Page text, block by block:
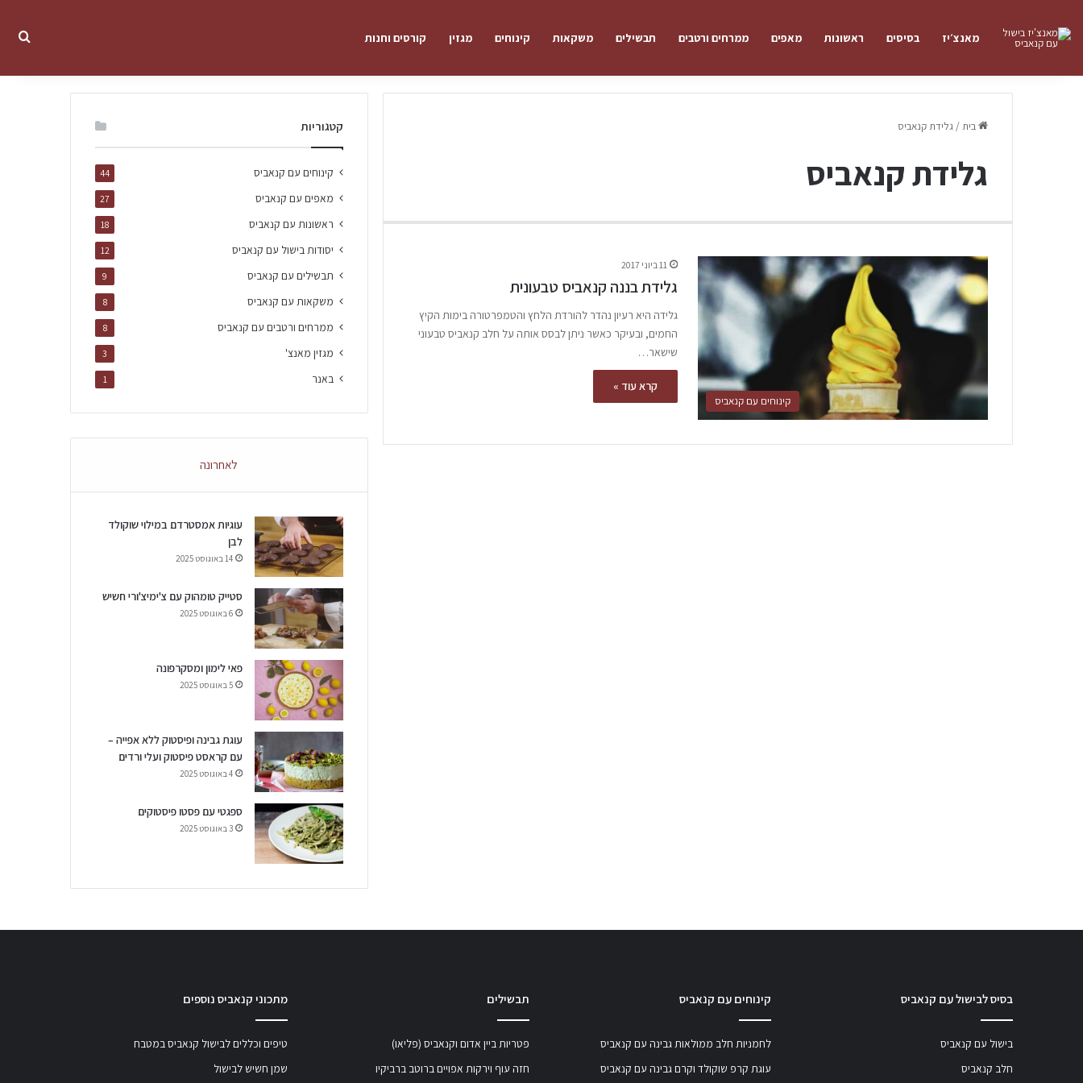
מאנצ׳יז בסיסים ראשונות מאפים ממרחים ורטבים תבשילים משקאות קינוחים מגזין קורסים וחנות
בית/ גלידת קנאביס
גלידת קנאביס
קינוחים עם קנאביס
11 ביוני 2017
גלידת בננה קנאביס טבעונית
גלידה היא רעיון נהדר להורדת הלחץ והטמפרטורה בימות הקיץ
החמים, ובעיקר כאשר ניתן לבסס אותה על חלב קנאביס טבעוני
שישאר…
קרא עוד »
קטגוריות
קינוחים עם קנאביס 44
מאפים עם קנאביס 27
ראשונות עם קנאביס 18
יסודות בישול עם קנאביס 12
תבשילים עם קנאביס 9
משקאות עם קנאביס 8
ממרחים ורטבים עם קנאביס 8
מגזין מאנצ' 3
באנר 1
לאחרונה
עוגיות אמסטרדם במילוי שוקולד
לבן
14 באוגוסט 2025
סטייק טומהוק עם צ'ימיצ'ורי חשיש
6 באוגוסט 2025
פאי לימון ומסקרפונה
5 באוגוסט 2025
עוגת גבינה ופיסטוק ללא אפייה –
עם קראסט פיסטוק ועלי ורדים
4 באוגוסט 2025
ספגטי עם פסטו פיסטוקים
3 באוגוסט 2025
בסיס לבישול עם קנאביס
בישול עם קנאביס
חלב קנאביס
קינוחים עם קנאביס
לחמניות חלב ממולאות גבינה עם קנאביס
עוגת קרפ שוקולד וקרם גבינה עם קנאביס
תבשילים
פטריות ביין אדום וקנאביס (פליאו)
חזה עוף וירקות אפויים ברוטב ברביקיו
מתכוני קנאביס נוספים
טיפים וכללים לבישול קנאביס במטבח
שמן חשיש לבישול